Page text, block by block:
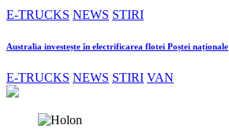
E-TRUCKS NEWS STIRI
Australia investește în electrificarea flotei Poștei naționale
E-TRUCKS NEWS STIRI VAN